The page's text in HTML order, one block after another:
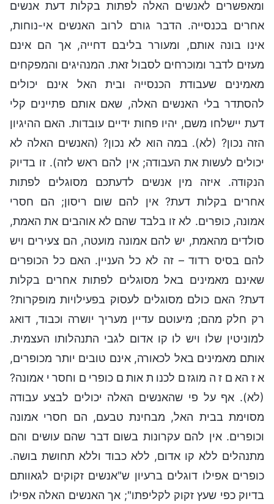
ומאפשרים לאנשים האלה לפתות בקלות דעת אנשים
אחרים בכנסייה. הדבר גורם לרוב האנשים אי-נוחות,
אינו בונה אותם, ומעורר בליבם דחייה, אך הם אינם
מעזים לדבר ומוכרחים לסבול זאת. המנהיגים והמפקחים
מאמינים שעבודת הכנסייה ובית האל אינם יכולים
להסתדר בלי האנשים האלה, שאם אותם פתיינים קלי
דעת יישלחו משם, יהיו פחות ידיים עובדות. האם ההיגיון
הזה נכון? (לא). במה הוא לא נכון? (האנשים האלה לא
יכולים לעשות את העבודה; אין להם ראש לזה). זו בדיוק
הנקודה. איזה מין אנשים לדעתכם מסוגלים לפתות
אחרים בקלות דעת? אין להם שום ריסון; הם חסרי
אמונה, כופרים. לא זו בלבד שהם לא אוהבים את האמת,
סולדים מהאמת, יש להם אמונה מועטה, הם צעירים ויש
להם בסיס רדוד – זה לא כל העניין. האם כל הכופרים
שאינם מאמינים באל מסוגלים לפתות אחרים בקלות
דעת? האם כולם מסוגלים לעסוק בפעילויות מופקרות?
רק חלק מהם; מיעוטם עדיין מעריך יושרה וכבוד, דואג
למוניטין שלו ויש לו קו אדום לגבי התנהלותו העצמית.
אותם מאמינים באל לכאורה, אינם טובים יותר מכופרים,
אז האם זה מוגזם לכנות אותם כופרים וחסרי אמונה?
(לא). אף על פי שהאנשים האלה יכולים לבצע עבודה
מסוימת בבית האל, מבחינת טבעם, הם חסרי אמונה
וכופרים. אין להם עקרונות בשום דבר שהם עושים והם
מתנהלים ללא קו אדום, ללא כבוד וללא תחושת בושה.
כופרים אפילו דוגלים ברעיון ש"אנשים זקוקים לגאוותם
בדיוק כפי שעץ זקוק לקליפתו"; אך האנשים האלה אפילו